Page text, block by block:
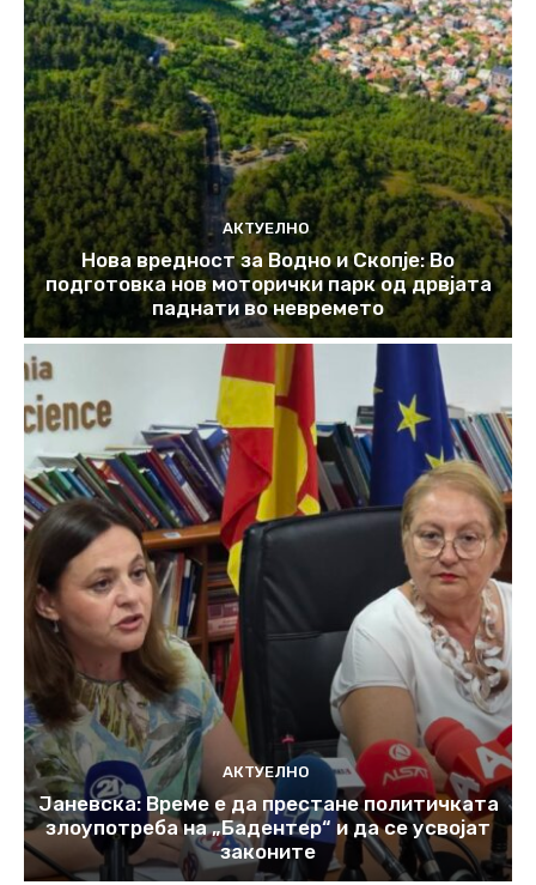
АКТУЕЛНО
Нова вредност за Водно и Скопје: Во
подготовка нов моторички парк од дрвјата
паднати во невремето
АКТУЕЛНО
Јаневска: Време е да престане политичката
злоупотреба на „Бадентер“ и да се усвојат
законите